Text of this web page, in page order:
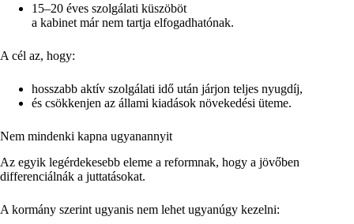
15–20 éves szolgálati küszöböt
a kabinet már nem tartja elfogadhatónak.
A cél az, hogy:
hosszabb aktív szolgálati idő után járjon teljes nyugdíj,
és csökkenjen az állami kiadások növekedési üteme.
Nem mindenki kapna ugyanannyit
Az egyik legérdekesebb eleme a reformnak, hogy a jövőben
differenciálnák a juttatásokat.
A kormány szerint ugyanis nem lehet ugyanúgy kezelni: